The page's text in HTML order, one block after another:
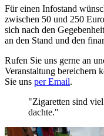
Für einen Infostand
zwischen 50 und 250
sich nach den
an den Stand und den
Rufen Sie uns gerne an
Veranstaltung bereichern
Sie uns per Email.
"Zigaretten sind
dachte."